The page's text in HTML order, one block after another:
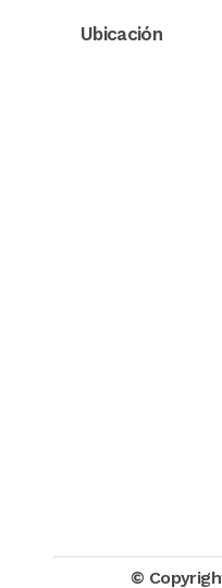
Ubicación
©